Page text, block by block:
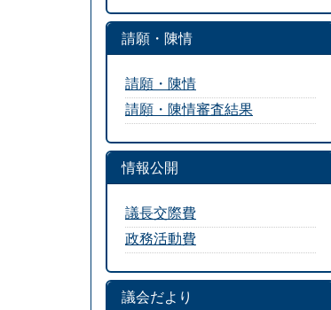
請願・陳情
請願・陳情
請願・陳情審査結果
情報公開
議長交際費
政務活動費
議会だより